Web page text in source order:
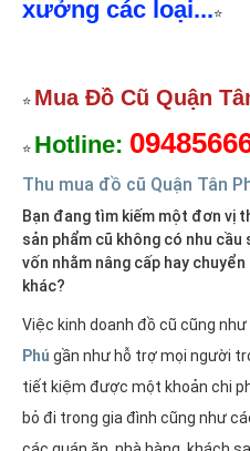
xưởng các loại...⭐
⭐ Mua Đồ Cũ Quận
⭐ Hotline:
Thu mua đồ cũ Quận Tân
Bạn đang tìm kiếm một đơn vị
sản phẩm cũ không có nhu
vốn nhằm nâng cấp hay
khác?
Việc kinh doanh đồ cũ cũng như
Phú gần như hỗ trợ mọi người
tiết kiệm được một khoản chi
bỏ đi trong gia đình cũng như